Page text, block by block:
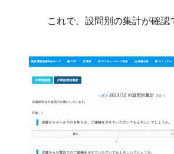
これで、設問別の集計が確認